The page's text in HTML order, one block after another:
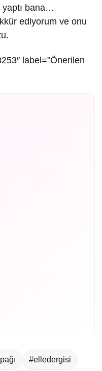
yaptı bana…
ediyorum ve onu
label=”Önerilen
#elledergisi